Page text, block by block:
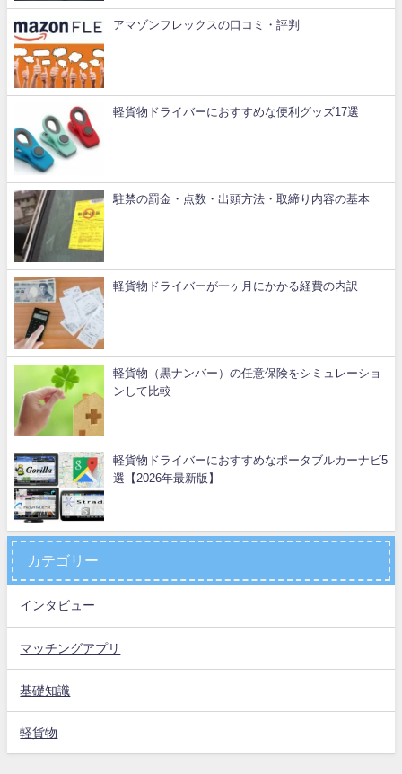
アマゾンフレックスの口コミ・評判
軽貨物ドライバーにおすすめな便利グッズ17選
駐禁の罰金・点数・出頭方法・取締り内容の基本
軽貨物ドライバーが一ヶ月にかかる経費の内訳
軽貨物（黒ナンバー）の任意保険をシミュレーショ
ンして比較
軽貨物ドライバーにおすすめなポータブルカーナビ5
選【2026年最新版】
カテゴリー
インタビュー
マッチングアプリ
基礎知識
軽貨物